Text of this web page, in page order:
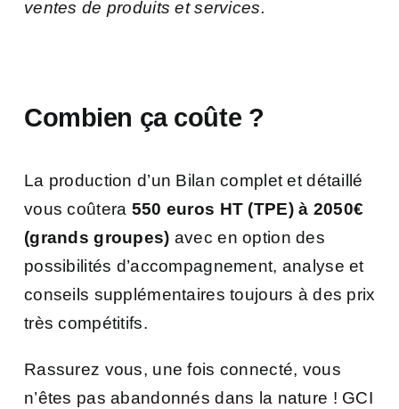
ventes de produits et services.
Combien ça coûte ?
La production d’un Bilan complet et détaillé
vous coûtera 550 euros HT (TPE) à 2050€
(grands groupes) avec en option des
possibilités d’accompagnement, analyse et
conseils supplémentaires toujours à des prix
très compétitifs.
Rassurez vous, une fois connecté, vous
n’êtes pas abandonnés dans la nature ! GCI